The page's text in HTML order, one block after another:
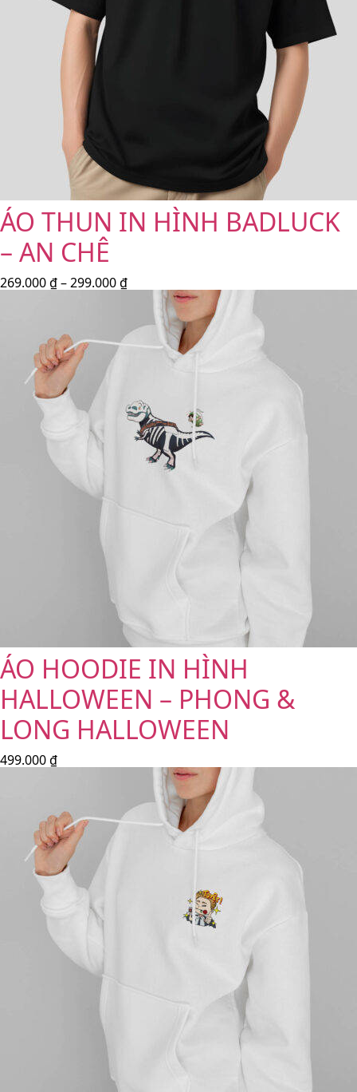
ÁO THUN IN HÌNH BADLUCK
– AN CHÊ
269.000₫–299.000₫
ÁO HOODIE IN HÌNH
HALLOWEEN – PHONG &
LONG HALLOWEEN
499.000₫